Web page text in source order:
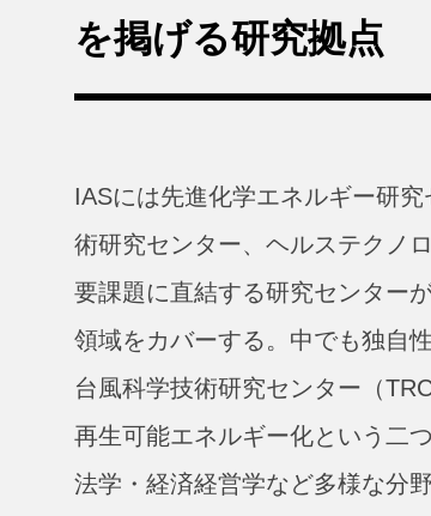
を掲げる研究拠点
IASには先進化学エネルギー研
術研究センター、ヘルステクノ
要課題に直結する研究センター
領域をカバーする。中でも独自
台風科学技術研究センター（
再生可能エネルギー化という二
法学・経済経営学など多様な分